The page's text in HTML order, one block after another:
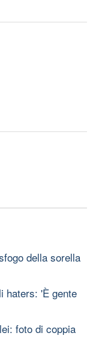
della sorella
haters: 'È gente
foto di coppia